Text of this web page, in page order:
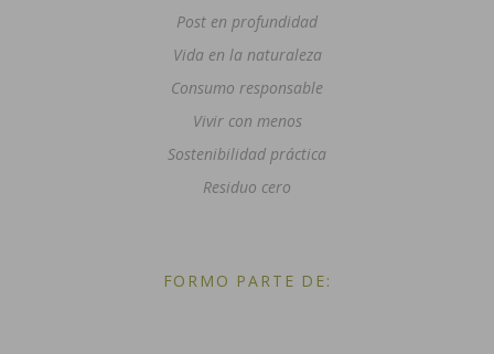
Post en profundidad
Vida en la naturaleza
Consumo responsable
Vivir con menos
Sostenibilidad práctica
Residuo cero
FORMO PARTE DE: